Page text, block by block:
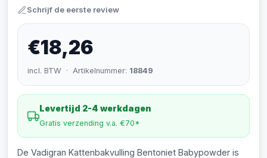
Schrijf de eerste review
€18,26
incl. BTW · Artikelnummer: 18849
Levertijd 2-4 werkdagen
Gratis verzending v.a. €70*
De Vadigran Kattenbakvulling Bentoniet Babypowder is